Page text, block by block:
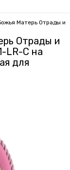
Матерь Отрады и
Отрады и
LR-C на
для